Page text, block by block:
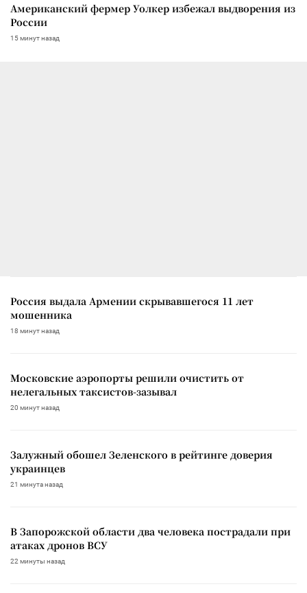
Американский фермер Уолкер избежал выдворения из
России
15 минут назад
Россия выдала Армении скрывавшегося 11 лет
мошенника
18 минут назад
Московские аэропорты решили очистить от
нелегальных таксистов-зазывал
20 минут назад
Залужный обошел Зеленского в рейтинге доверия
украинцев
21 минута назад
В Запорожской области два человека пострадали при
атаках дронов ВСУ
22 минуты назад